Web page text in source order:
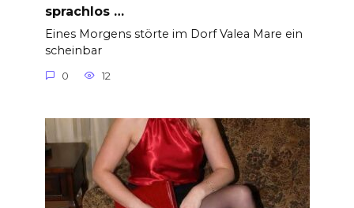
sprachlos …
Eines Morgens störte im Dorf Valea Mare ein
scheinbar
0 12